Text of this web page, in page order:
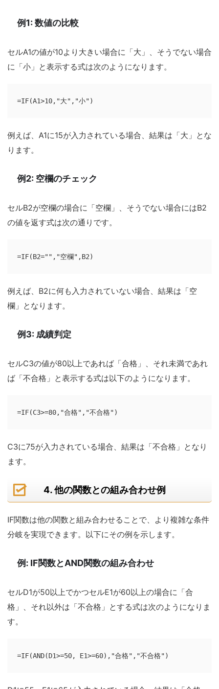
例1: 数値の比較
セルA1の値が10より大きい場合に「大」、そうでない場合
に「小」と表示する式は次のようになります。
=IF(A1>10,"大","小")
例えば、A1に15が入力されている場合、結果は「大」とな
ります。
例2: 空欄のチェック
セルB2が空欄の場合に「空欄」、そうでない場合にはB2
の値を返す式は次の通りです。
=IF(B2="","空欄",B2)
例えば、B2に何も入力されていない場合、結果は「空
欄」となります。
例3: 成績判定
セルC3の値が80以上であれば「合格」、それ未満であれ
ば「不合格」と表示する式は以下のようになります。
=IF(C3>=80,"合格","不合格")
C3に75が入力されている場合、結果は「不合格」となり
ます。
4. 他の関数との組み合わせ例
IF関数は他の関数と組み合わせることで、より複雑な条件
分岐を実現できます。以下にその例を示します。
例: IF関数とAND関数の組み合わせ
セルD1が50以上でかつセルE1が60以上の場合に「合
格」、それ以外は「不合格」とする式は次のようになりま
す。
=IF(AND(D1>=50, E1>=60),"合格","不合格")